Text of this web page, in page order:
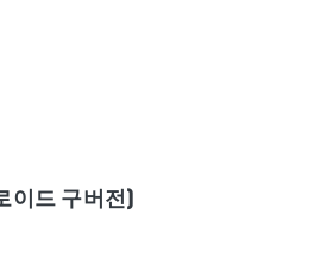
이드 구버전)